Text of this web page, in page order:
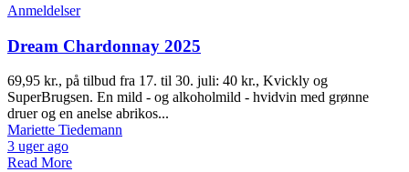
Anmeldelser
Dream Chardonnay 2025
69,95 kr., på tilbud fra 17. til 30. juli: 40 kr., Kvickly og
SuperBrugsen. En mild - og alkoholmild - hvidvin med grønne
druer og en anelse abrikos...
Mariette Tiedemann
3 uger ago
Read More